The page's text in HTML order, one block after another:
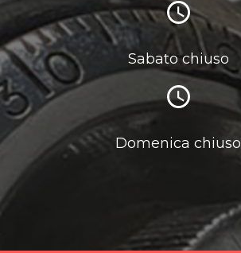
Sabato chiuso
Domenica chiuso